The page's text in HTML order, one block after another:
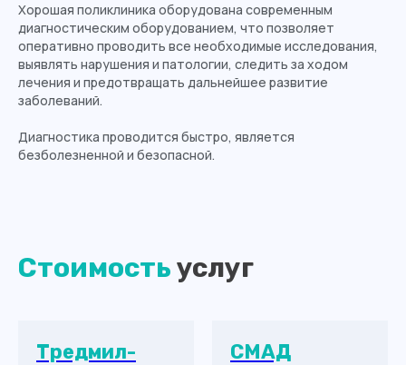
Хорошая поликлиника оборудована современным
диагностическим оборудованием, что позволяет
оперативно проводить все необходимые исследования,
выявлять нарушения и патологии, следить за ходом
лечения и предотвращать дальнейшее развитие
заболеваний.
Диагностика проводится быстро, является
безболезненной и безопасной.
Стоимостьуслуг
Тредмил-
СМАД